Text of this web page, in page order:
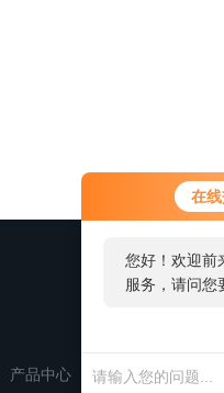
在
您好！欢迎前
服务，请问您
产品中心 新闻资讯 联系我